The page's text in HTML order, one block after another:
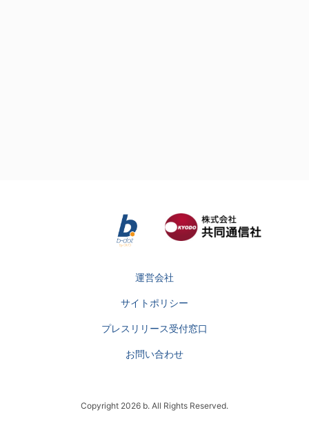
運営会社
サイトポリシー
プレスリリース受付窓口
お問い合わせ
Copyright 2026 b. All Rights Reserved.